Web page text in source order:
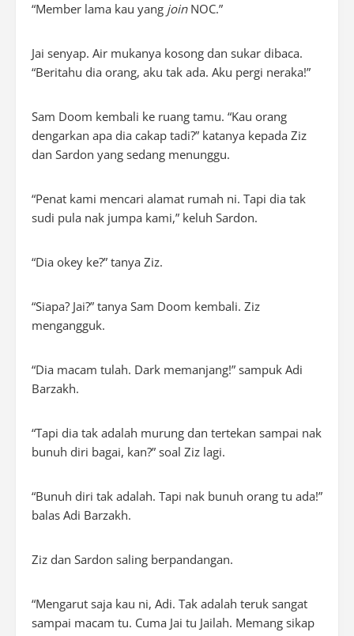
“Member lama kau yang joinNOC.”
Jai senyap. Air mukanya kosong dan sukar dibaca.
“Beritahu dia orang, aku tak ada. Aku pergi neraka!”
Sam Doom kembali ke ruang tamu. “Kau orang
dengarkan apa dia cakap tadi?” katanya kepada Ziz
dan Sardon yang sedang menunggu.
“Penat kami mencari alamat rumah ni. Tapi dia tak
sudi pula nak jumpa kami,” keluh Sardon.
“Dia okey ke?” tanya Ziz.
“Siapa? Jai?” tanya Sam Doom kembali. Ziz
mengangguk.
“Dia macam tulah. Dark memanjang!” sampuk Adi
Barzakh.
“Tapi dia tak adalah murung dan tertekan sampai nak
bunuh diri bagai, kan?” soal Ziz lagi.
“Bunuh diri tak adalah. Tapi nak bunuh orang tu ada!”
balas Adi Barzakh.
Ziz dan Sardon saling berpandangan.
“Mengarut saja kau ni, Adi. Tak adalah teruk sangat
sampai macam tu. Cuma Jai tu Jailah. Memang sikap